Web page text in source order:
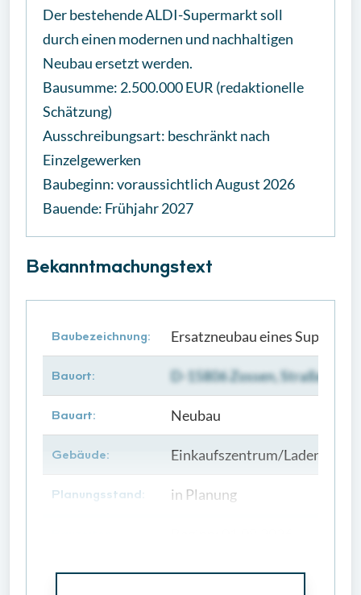
Der bestehende ALDI-Supermarkt soll
durch einen modernen und nachhaltigen
Neubau ersetzt werden.
Bausumme: 2.500.000 EUR (redaktionelle
Schätzung)
Ausschreibungsart: beschränkt nach
Einzelgewerken
Baubeginn: voraussichtlich August 2026
Bauende: Frühjahr 2027
Bekanntmachungstext
Baubezeichnung: Ersatzneubau eines
Bauort: D-15806 Zossen, Straße der
Bauart: Neubau
Gebäude: Einkaufszentrum/
Planungsstand: in Planung